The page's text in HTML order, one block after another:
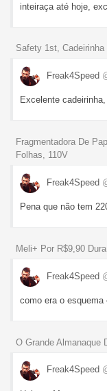
inteiraça até hoje,
Safety 1st,
Freak4Speed
Excelente
Fragmentadora De
Folhas, 110V
Freak4Speed
Pena que não tem
Meli+ Por R$9,90
Freak4Speed
como era o
O Grande Almanaque
Freak4Speed